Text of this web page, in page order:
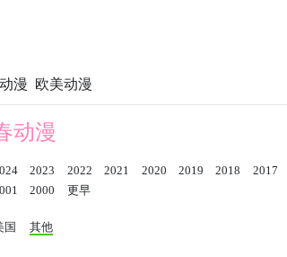
漫 欧美动漫
动漫
2023 2022 2021 2020 2019 2018 2017
2000 更早
国 其他